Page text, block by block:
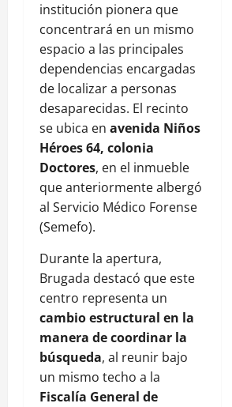
institución pionera que
concentrará en un mismo
espacio a las principales
dependencias encargadas
de localizar a personas
desaparecidas. El recinto
se ubica en avenida Niños
Héroes 64, colonia
Doctores, en el inmueble
que anteriormente albergó
al Servicio Médico Forense
(Semefo).
Durante la apertura,
Brugada destacó que este
centro representa un
cambio estructural en la
manera de coordinar la
búsqueda, al reunir bajo
un mismo techo a la
Fiscalía General de